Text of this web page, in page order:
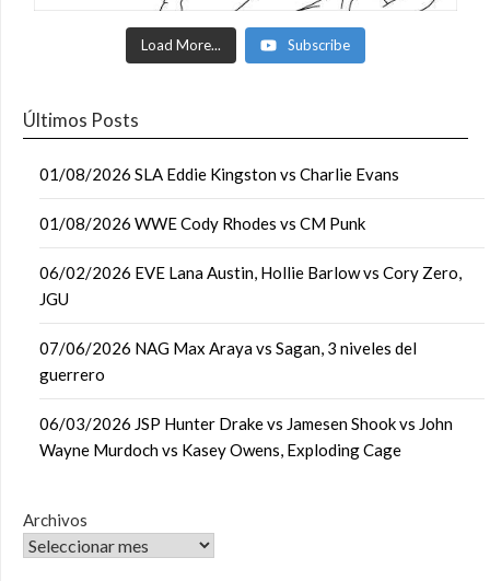
Load More... Subscribe
Últimos Posts
01/08/2026 SLA Eddie Kingston vs Charlie Evans
01/08/2026 WWE Cody Rhodes vs CM Punk
06/02/2026 EVE Lana Austin, Hollie Barlow vs Cory Zero,
JGU
07/06/2026 NAG Max Araya vs Sagan, 3 niveles del
guerrero
06/03/2026 JSP Hunter Drake vs Jamesen Shook vs John
Wayne Murdoch vs Kasey Owens, Exploding Cage
Archivos